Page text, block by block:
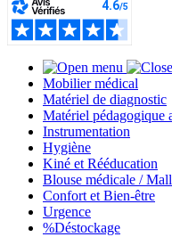
Mobilier médical
Matériel de diagnostic
Matériel pédagogique
Instrumentation
Hygiène
Kiné et Rééducation
Blouse médicale /
Confort et Bien-être
Urgence
%Déstockage